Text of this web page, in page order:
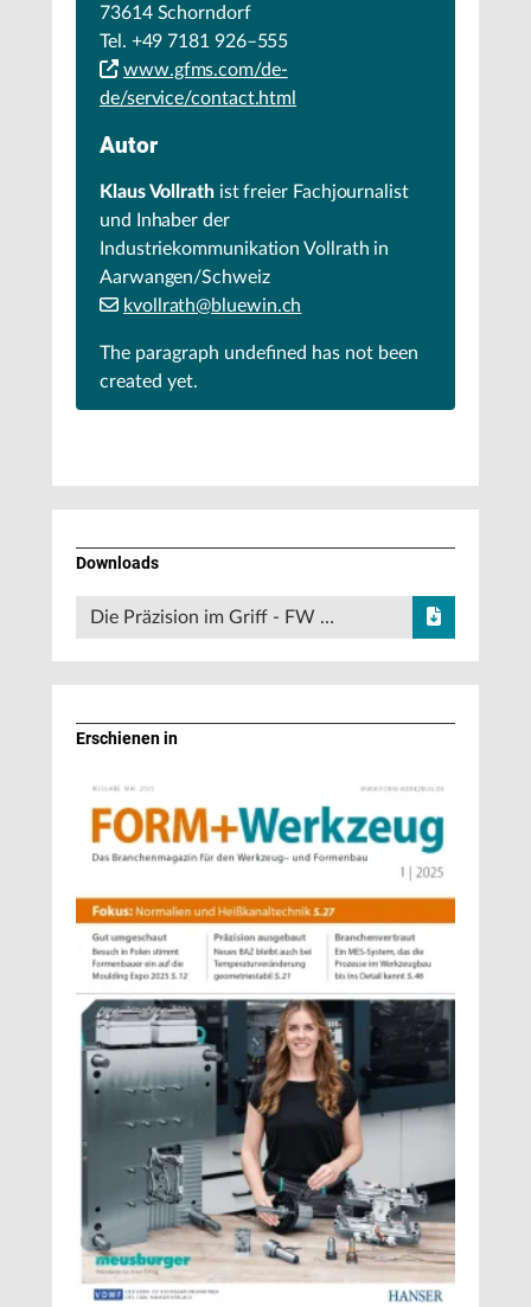
73614 Schorndorf
Tel. +49 7181 926–555
www.gfms.com/de-
de/service/contact.html
Autor
Klaus Vollrathist freier Fachjournalist
und Inhaber der
Industriekommunikation Vollrath in
Aarwangen/Schweiz
kvollrath@bluewin.ch
The paragraph undefined has not been
created yet.
Downloads
Die Präzision im Griff - FW …
Erschienen in